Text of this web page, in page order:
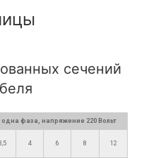
сечений
фаза, напряжение 220 Вольт
4 6 8 12